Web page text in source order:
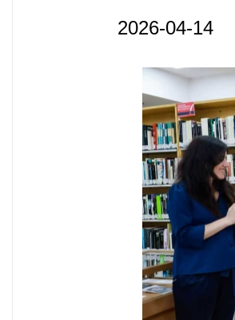
2026-04-14